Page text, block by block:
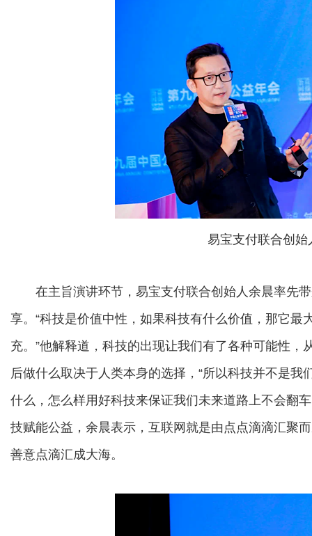
易宝支付联合创始
在主旨演讲环节，易宝支付联合创始人余晨率先带
享。“科技是价值中性，如果科技有什么价值，那它最
充。”他解释道，科技的出现让我们有了各种可能性
后做什么取决于人类本身的选择，“所以科技并不是
什么，怎么样用好科技来保证我们未来道路上不会翻
技赋能公益，余晨表示，互联网就是由点点滴滴汇聚
善意点滴汇成大海。